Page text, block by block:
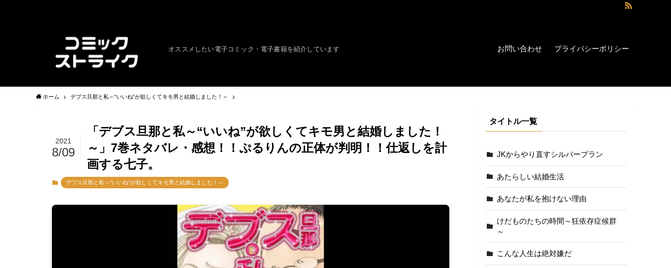
オススメしたい電子コミック・電子書籍を紹介しています お問い合わせ プライバシーポリシー
ホーム デブス旦那と私～“いいね”が欲しくてキモ男と結婚しました！～
「デブス旦那と私～“いいね”が欲しくてキモ男と結婚しました！
～」7巻ネタバレ・感想！！ぷるりんの正体が判明！！仕返しを計
画する七子。
2021
8/09
デブス旦那と私～“いいね”が欲しくてキモ男と結婚しました！～
タイトル一覧
JKからやり直すシルバープラン
あたらしい結婚生活
あなたが私を抱けない理由
けだものたちの時間～狂依存症候群
～
こんな人生は絶対嫌だ